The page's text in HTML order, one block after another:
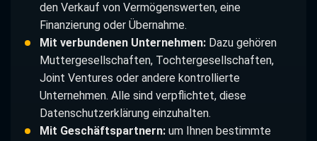
den Verkauf von Vermögenswerten, eine
Finanzierung oder Übernahme.
Mit verbundenen Unternehmen:Dazu gehören
Muttergesellschaften, Tochtergesellschaften,
Joint Ventures oder andere kontrollierte
Unternehmen. Alle sind verpflichtet, diese
Datenschutzerklärung einzuhalten.
Mit Geschäftspartnern:um Ihnen bestimmte